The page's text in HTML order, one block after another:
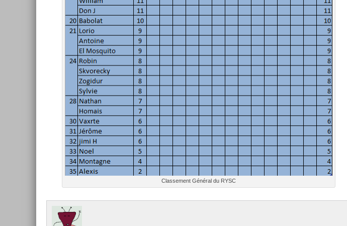
Clas­se­ment Général du RYSC